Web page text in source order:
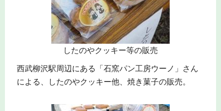
したのやクッキー等の販売
西武柳沢駅周辺にある「石窯パン工房ウーノ」さん
による、したのやクッキー他、焼き菓子の販売。